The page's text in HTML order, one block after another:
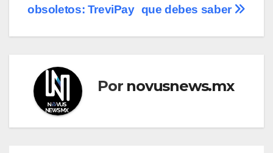
que debes saber
obsoletos: TreviPay
Por novusnews.mx